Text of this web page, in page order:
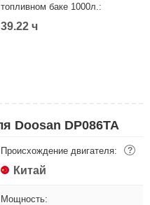
топливном баке 1000л.:
39.22 ч
Doosan DP086TA
Происхождение двигателя: ?
Китай
Мощность: